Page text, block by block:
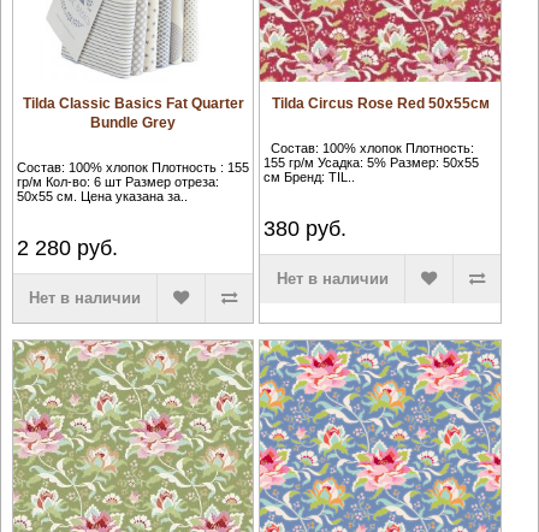
Tilda Classic Basics Fat Quarter
Bundle Grey
Состав: 100% хлопок Плотность : 155
гр/м Кол-во: 6 шт Размер отреза:
50х55 см. Цена указана за..
2 280руб.
Нет в наличии
Tilda Circus Rose Red 50х55см
Состав: 100% хлопок Плотность:
155 гр/м Усадка: 5% Размер: 50х55
см Бренд: TIL..
380 руб.
Нет в наличии